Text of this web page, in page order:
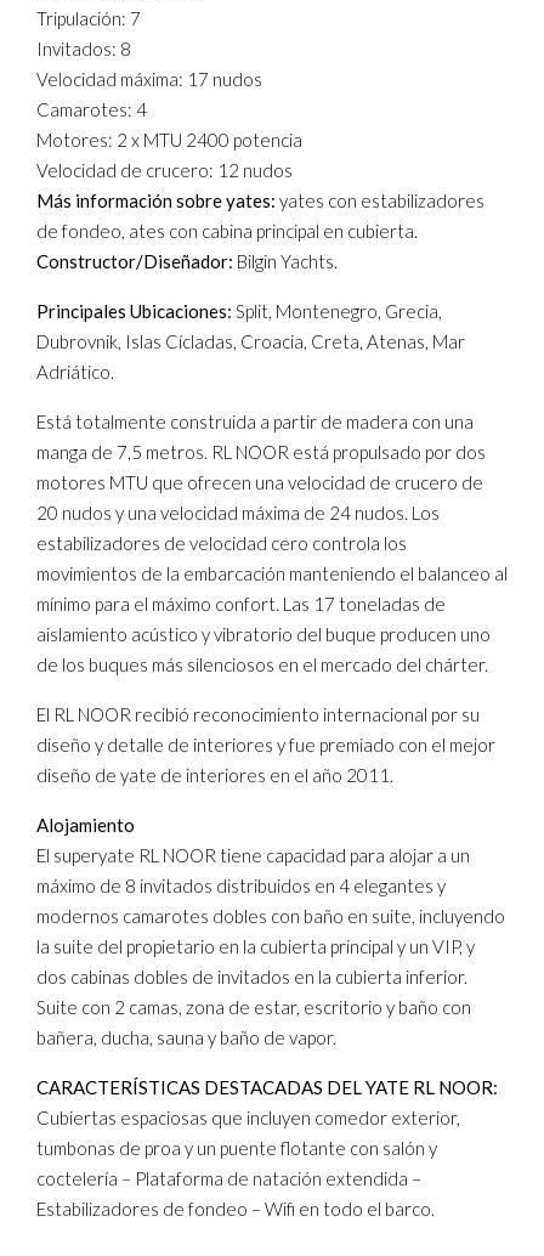
Tripulación: 7
Invitados: 8
Velocidad máxima: 17 nudos
Camarotes: 4
Motores: 2 x MTU 2400 potencia
Velocidad de crucero: 12 nudos
Más información sobre yates: yates con estabilizadores
de fondeo, ates con cabina principal en cubierta.
Constructor/Diseñador: Bilgin Yachts.
Principales Ubicaciones: Split, Montenegro, Grecia,
Dubrovnik, Islas Cícladas, Croacia, Creta, Atenas, Mar
Adriático.
Está totalmente construida a partir de madera con una
manga de 7,5 metros. RL NOOR está propulsado por dos
motores MTU que ofrecen una velocidad de crucero de
20 nudos y una velocidad máxima de 24 nudos. Los
estabilizadores de velocidad cero controla los
movimientos de la embarcación manteniendo el balanceo al
mínimo para el máximo confort. Las 17 toneladas de
aislamiento acústico y vibratorio del buque producen uno
de los buques más silenciosos en el mercado del chárter.
El RL NOOR recibió reconocimiento internacional por su
diseño y detalle de interiores y fue premiado con el mejor
diseño de yate de interiores en el año 2011.
Alojamiento
El superyate RL NOOR tiene capacidad para alojar a un
máximo de 8 invitados distribuidos en 4 elegantes y
modernos camarotes dobles con baño en suite, incluyendo
la suite del propietario en la cubierta principal y un VIP, y
dos cabinas dobles de invitados en la cubierta inferior.
Suite con 2 camas, zona de estar, escritorio y baño con
bañera, ducha, sauna y baño de vapor.
CARACTERÍSTICAS DESTACADAS DEL YATE RL NOOR:
Cubiertas espaciosas que incluyen comedor exterior,
tumbonas de proa y un puente flotante con salón y
coctelería – Plataforma de natación extendida –
Estabilizadores de fondeo – Wifi en todo el barco.